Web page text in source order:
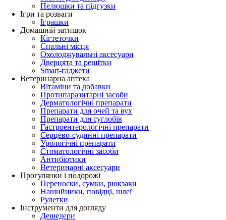
Пелюшки та підгузки
Ігри та розваги
Іграшки
Домашній затишок
Кігтеточки
Спальні місця
Охолоджувальні аксесуари
Дверцята та решітки
Smart-гаджети
Ветеринарна аптека
Вітаміни та добавки
Протипаразитарні засоби
Дерматологічні препарати
Препарати для очей та вух
Препарати для суглобів
Гастроентерологічні препарати
Серцево-судинні препарати
Урологічні препарати
Стоматологічні засоби
Антибіотики
Ветеринарні аксесуари
Прогулянки і подорожі
Переноски, сумки, рюкзаки
Нашийники, повідці, шлеї
Рулетки
Інструменти для догляду
Дешедери